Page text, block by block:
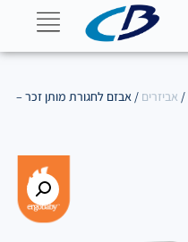
/ אביזרים / אבזם לחגורת מותן זכר –